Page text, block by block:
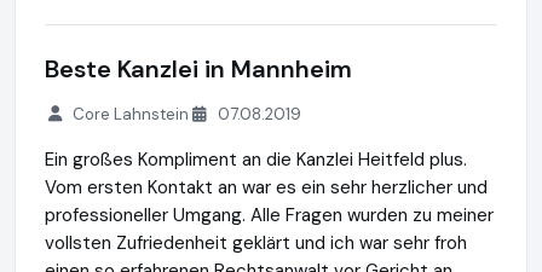
Beste Kanzlei in Mannheim
Core Lahnstein 07.08.2019
Ein großes Kompliment an die Kanzlei Heitfeld plus.
Vom ersten Kontakt an war es ein sehr herzlicher und
professioneller Umgang. Alle Fragen wurden zu meiner
vollsten Zufriedenheit geklärt und ich war sehr froh